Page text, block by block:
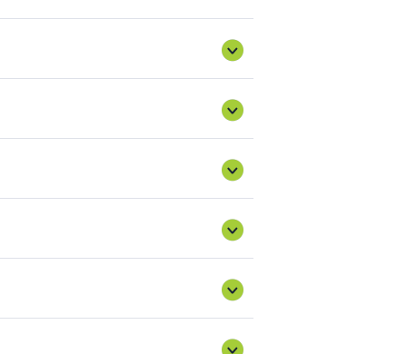
new-partnership/future-
kellett volna hatályba lépnie, azonban
február 1-igmeghosszabbításra
folytatódik.
2021- január 1-től harmadik
szereplőkké válnak, a korábbi
lánc szereplőt fognak érinteni, illetve